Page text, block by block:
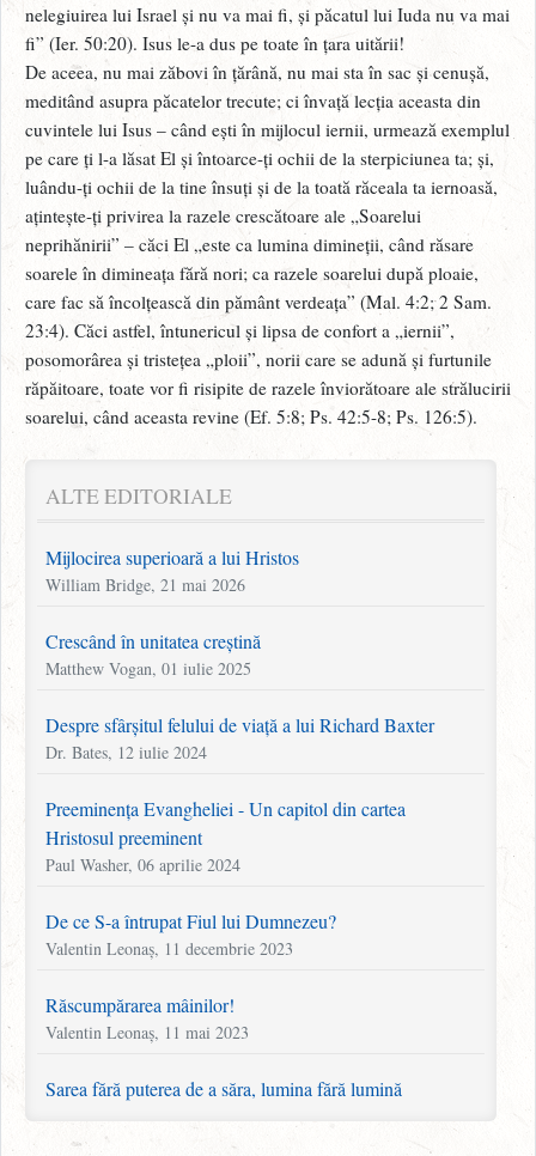
nelegiuirea lui Israel și nu va mai fi, și păcatul lui Iuda nu va mai
fi” (Ier. 50:20). Isus le-a dus pe toate în țara uitării!
De aceea, nu mai zăbovi în țărână, nu mai sta în sac și cenușă,
meditând asupra păcatelor trecute; ci învață lecția aceasta din
cuvintele lui Isus – când ești în mijlocul iernii, urmează exemplul
pe care ți l-a lăsat El și întoarce-ți ochii de la sterpiciunea ta; și,
luându-ți ochii de la tine însuți și de la toată răceala ta iernoasă,
ațintește-ți privirea la razele crescătoare ale „Soarelui
neprihănirii” – căci El „este ca lumina dimineții, când răsare
soarele în dimineața fără nori; ca razele soarelui după ploaie,
care fac să încolțească din pământ verdeața” (Mal. 4:2; 2 Sam.
23:4). Căci astfel, întunericul și lipsa de confort a „iernii”,
posomorârea și tristețea „ploii”, norii care se adună și furtunile
răpăitoare, toate vor fi risipite de razele înviorătoare ale strălucirii
soarelui, când aceasta revine (Ef. 5:8; Ps. 42:5-8; Ps. 126:5).
ALTE EDITORIALE
Mijlocirea superioară a lui Hristos
William Bridge, 21 mai 2026
Crescând în unitatea creștină
Matthew Vogan, 01 iulie 2025
Despre sfârșitul felului de viață a lui Richard Baxter
Dr. Bates, 12 iulie 2024
Preeminența Evangheliei - Un capitol din cartea
Hristosul preeminent
Paul Washer, 06 aprilie 2024
De ce S-a întrupat Fiul lui Dumnezeu?
Valentin Leonaș, 11 decembrie 2023
Răscumpărarea mâinilor!
Valentin Leonaș, 11 mai 2023
Sarea fără puterea de a săra, lumina fără lumină